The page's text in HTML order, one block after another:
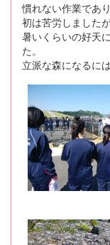
慣れない作業であ
初は苦労しました
暑いくらいの好天
た。
立派な森になるに